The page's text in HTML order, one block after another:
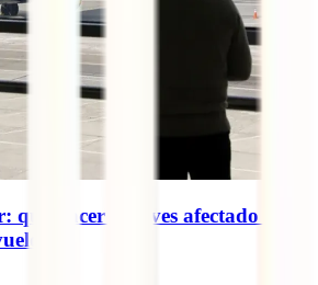
qué hacer si te ves afectado por